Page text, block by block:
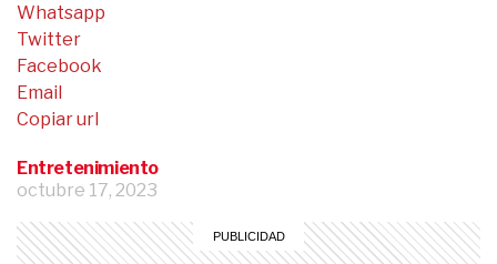
Entretenimiento
octubre 17, 2023
Whatsapp
Twitter
Facebook
Email
Copiar url